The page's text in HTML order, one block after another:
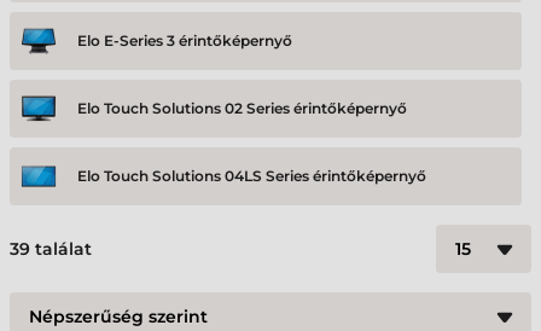
Elo E-Series 3 érintőképernyő
Elo Touch Solutions 02 Series érintőképernyő
Elo Touch Solutions 04LS Series érintőképernyő
Elo Touch Solutions 90 Series érintőképernyő
Iiyama ProLite open-frame LCDs érintőképernyő
39 találat